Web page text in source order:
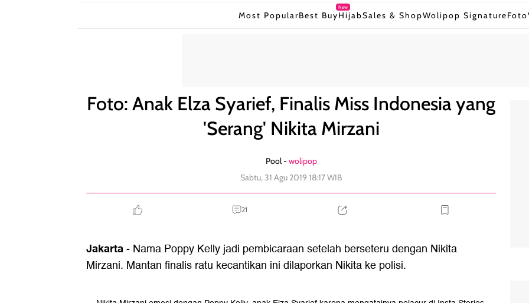
Most PopularBest Buy
New
HijabSales & ShopWolipop SignatureFoto
Foto: Anak Elza Syarief, Finalis Miss Indonesia yang
'Serang' Nikita Mirzani
Pool -wolipop
Sabtu, 31 Agu 2019 18:17 WIB
21
Jakarta- Nama Poppy Kelly jadi pembicaraan setelah berseteru dengan Nikita
Mirzani. Mantan finalis ratu kecantikan ini dilaporkan Nikita ke polisi.